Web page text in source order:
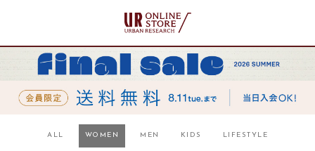
ALL WOMEN MEN KIDS LIFESTYLE